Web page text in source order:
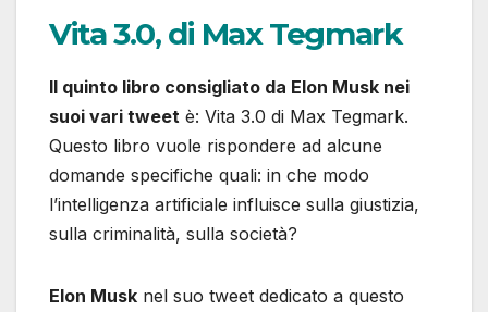
Vita 3.0, di Max Tegmark
Il quinto libro consigliato da Elon Musk nei
suoi vari tweet è: Vita 3.0 di Max Tegmark.
Questo libro vuole rispondere ad alcune
domande specifiche quali: in che modo
l’intelligenza artificiale influisce sulla giustizia,
sulla criminalità, sulla società?
Elon Musk nel suo tweet dedicato a questo